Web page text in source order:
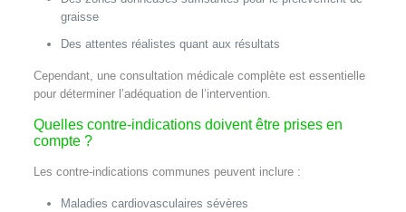
graisse
Des attentes réalistes quant aux résultats
Cependant, une consultation médicale complète est essentielle
pour déterminer l’adéquation de l’intervention.
Quelles contre‑indications doivent être prises en
compte ?
Les contre‑indications communes peuvent inclure :
Maladies cardiovasculaires sévères